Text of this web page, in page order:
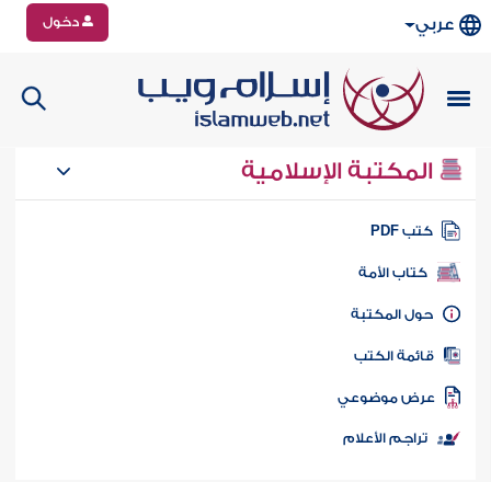
عربي دخول
المكتبة الإسلامية
كتب PDF
كتاب الأمة
المكتبة
الكتب
موضوعي